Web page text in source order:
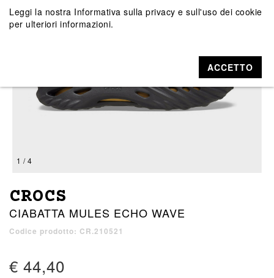
1 / 4
CROCS
CIABATTA MULES ECHO WAVE
Codice prodotto: CR.210521
€ 44,40
Leggi la nostra Informativa sulla privacy e sull'uso dei cookie
per ulteriori informazioni.
ACCETTO